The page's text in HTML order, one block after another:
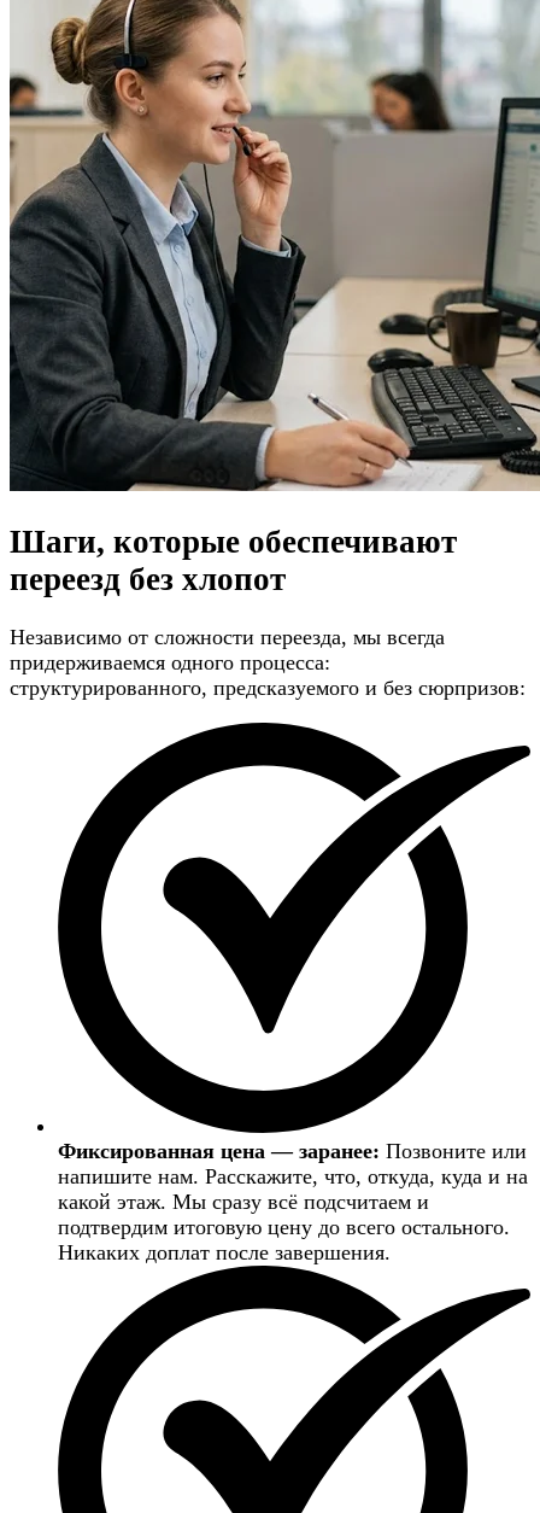
Шаги, которые обеспечивают
переезд без хлопот
Независимо от сложности переезда, мы всегда
придерживаемся одного процесса:
структурированного, предсказуемого и без сюрпризов:
Фиксированная цена — заранее: Позвоните или
напишите нам. Расскажите, что, откуда, куда и на
какой этаж. Мы сразу всё подсчитаем и
подтвердим итоговую цену до всего остального.
Никаких доплат после завершения.